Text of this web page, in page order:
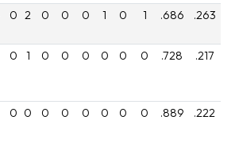
0 2 0 0 0 1 0 1 .686 .263
0 1 0 0 0 0 0 0 .728 .217
0 0 0 0 0 0 0 0 .889 .222